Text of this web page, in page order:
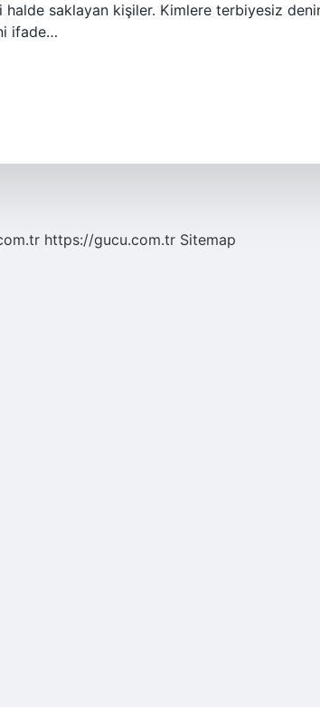
saklayan kişiler. Kimlere terbiyesiz
ifade…
https://gucu.com.tr Sitemap